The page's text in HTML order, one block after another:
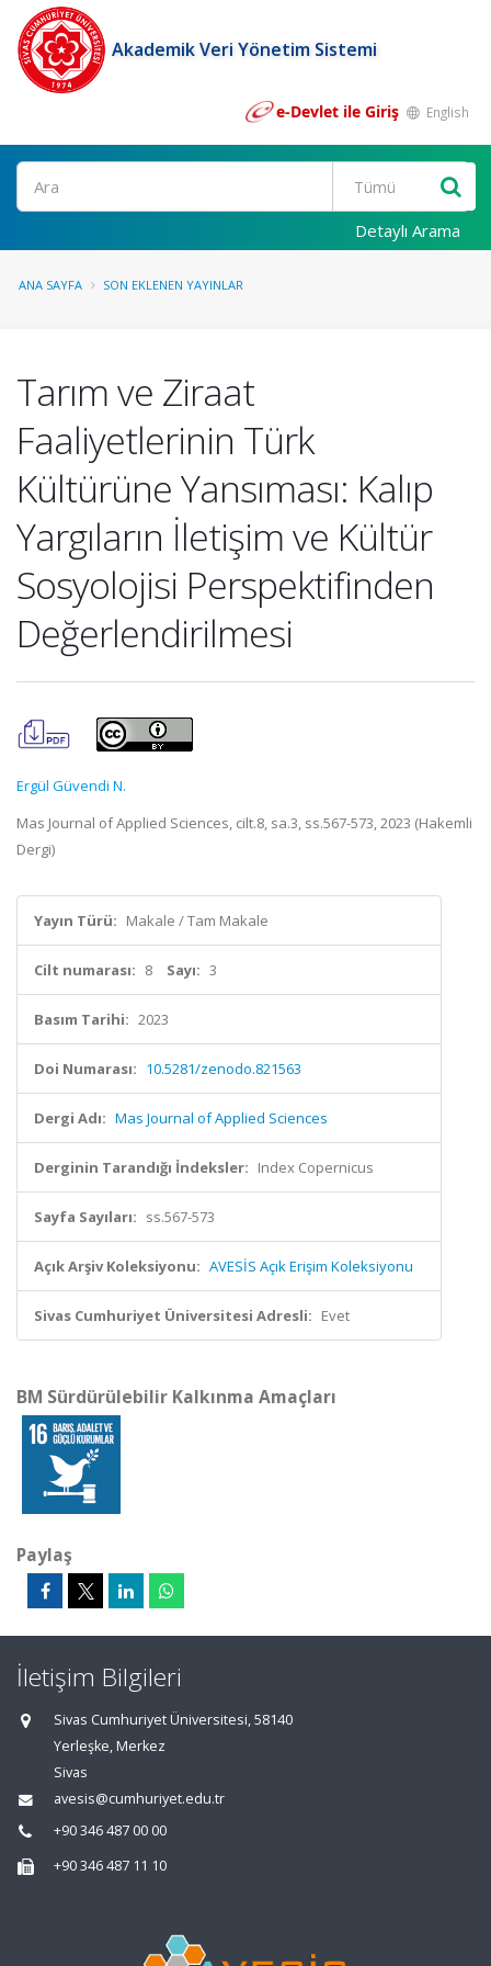
Akademik Veri Yönetim Sistemi
e-Devlet ile Giriş English
Ara
Detaylı Arama
ANA SAYFA SON EKLENEN YAYINLAR
Tarım ve Ziraat
Faaliyetlerinin Türk
Kültürüne Yansıması: Kalıp
Yargıların İletişim ve Kültür
Sosyolojisi Perspektifinden
Değerlendirilmesi
Ergül Güvendi N.
Mas Journal of Applied Sciences, cilt.8, sa.3, ss.567-573, 2023 (Hakemli
Dergi)
Yayın Türü: Makale / Tam Makale
Cilt numarası: 8 Sayı: 3
Basım Tarihi: 2023
Doi Numarası: 10.5281/zenodo.821563
Dergi Adı: Mas Journal of Applied Sciences
Derginin Tarandığı İndeksler: Index Copernicus
Sayfa Sayıları: ss.567-573
Açık Arşiv Koleksiyonu: AVESİS Açık Erişim Koleksiyonu
Sivas Cumhuriyet Üniversitesi Adresli: Evet
BM Sürdürülebilir Kalkınma Amaçları
Paylaş
İletişim Bilgileri
Sivas Cumhuriyet Üniversitesi, 58140
Yerleşke, Merkez
Sivas
avesis@cumhuriyet.edu.tr
+90 346 487 00 00
+90 346 487 11 10